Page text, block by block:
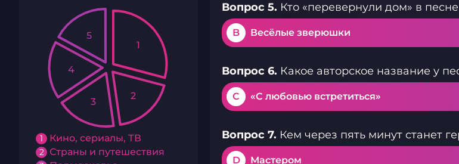
1 Кино, сериалы, ТВ
2 Страны и путешествия
1
2
3
4
5
Вопрос 5. Кто «перевернули дом» в
B Весёлые зверюшки
Вопрос 6. Какое авторское название у
C «С любовью встретиться»
Вопрос 7. Кем через пять минут станет
D Мастером